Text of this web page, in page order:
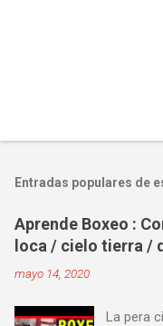
Entradas populares de
Aprende Boxeo :
loca / cielo tierra /
mayo 14, 2020
La pera